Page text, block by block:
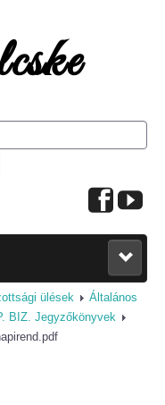
ülések
Általános
BIZ. Jegyzőkönyvek